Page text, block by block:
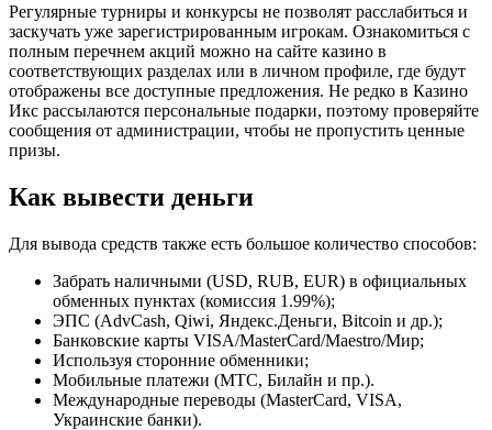
Регулярные турниры и конкурсы не позволят расслабиться и
заскучать уже зарегистрированным игрокам. Ознакомиться с
полным перечнем акций можно на сайте казино в
соответствующих разделах или в личном профиле, где будут
отображены все доступные предложения. Не редко в Казино
Икс рассылаются персональные подарки, поэтому проверяйте
сообщения от администрации, чтобы не пропустить ценные
призы.
Как вывести деньги
Для вывода средств также есть большое количество способов:
Забрать наличными (USD, RUB, EUR) в официальных
обменных пунктах (комиссия 1.99%);
ЭПС (AdvCash, Qiwi, Яндекс.Деньги, Bitcoin и др.);
Банковские карты VISA/MasterCard/Maestro/Мир;
Используя сторонние обменники;
Мобильные платежи (МТС, Билайн и пр.).
Международные переводы (MasterCard, VISA,
Украинские банки).